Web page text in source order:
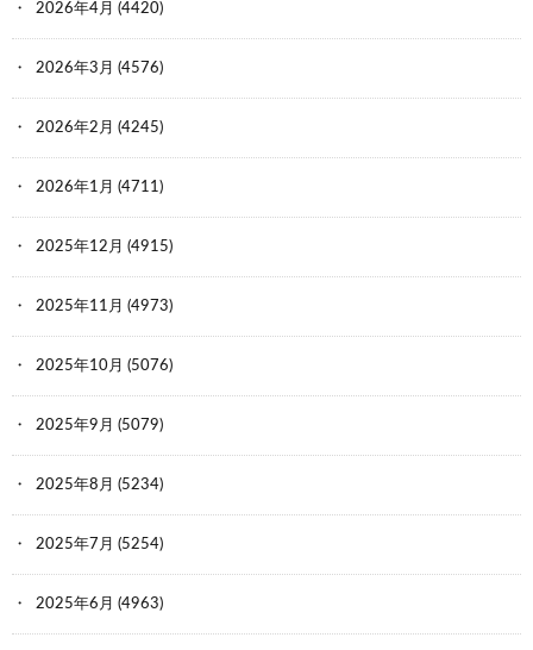
2026年4月 (4420)
2026年3月 (4576)
2026年2月 (4245)
2026年1月 (4711)
2025年12月 (4915)
2025年11月 (4973)
2025年10月 (5076)
2025年9月 (5079)
2025年8月 (5234)
2025年7月 (5254)
2025年6月 (4963)